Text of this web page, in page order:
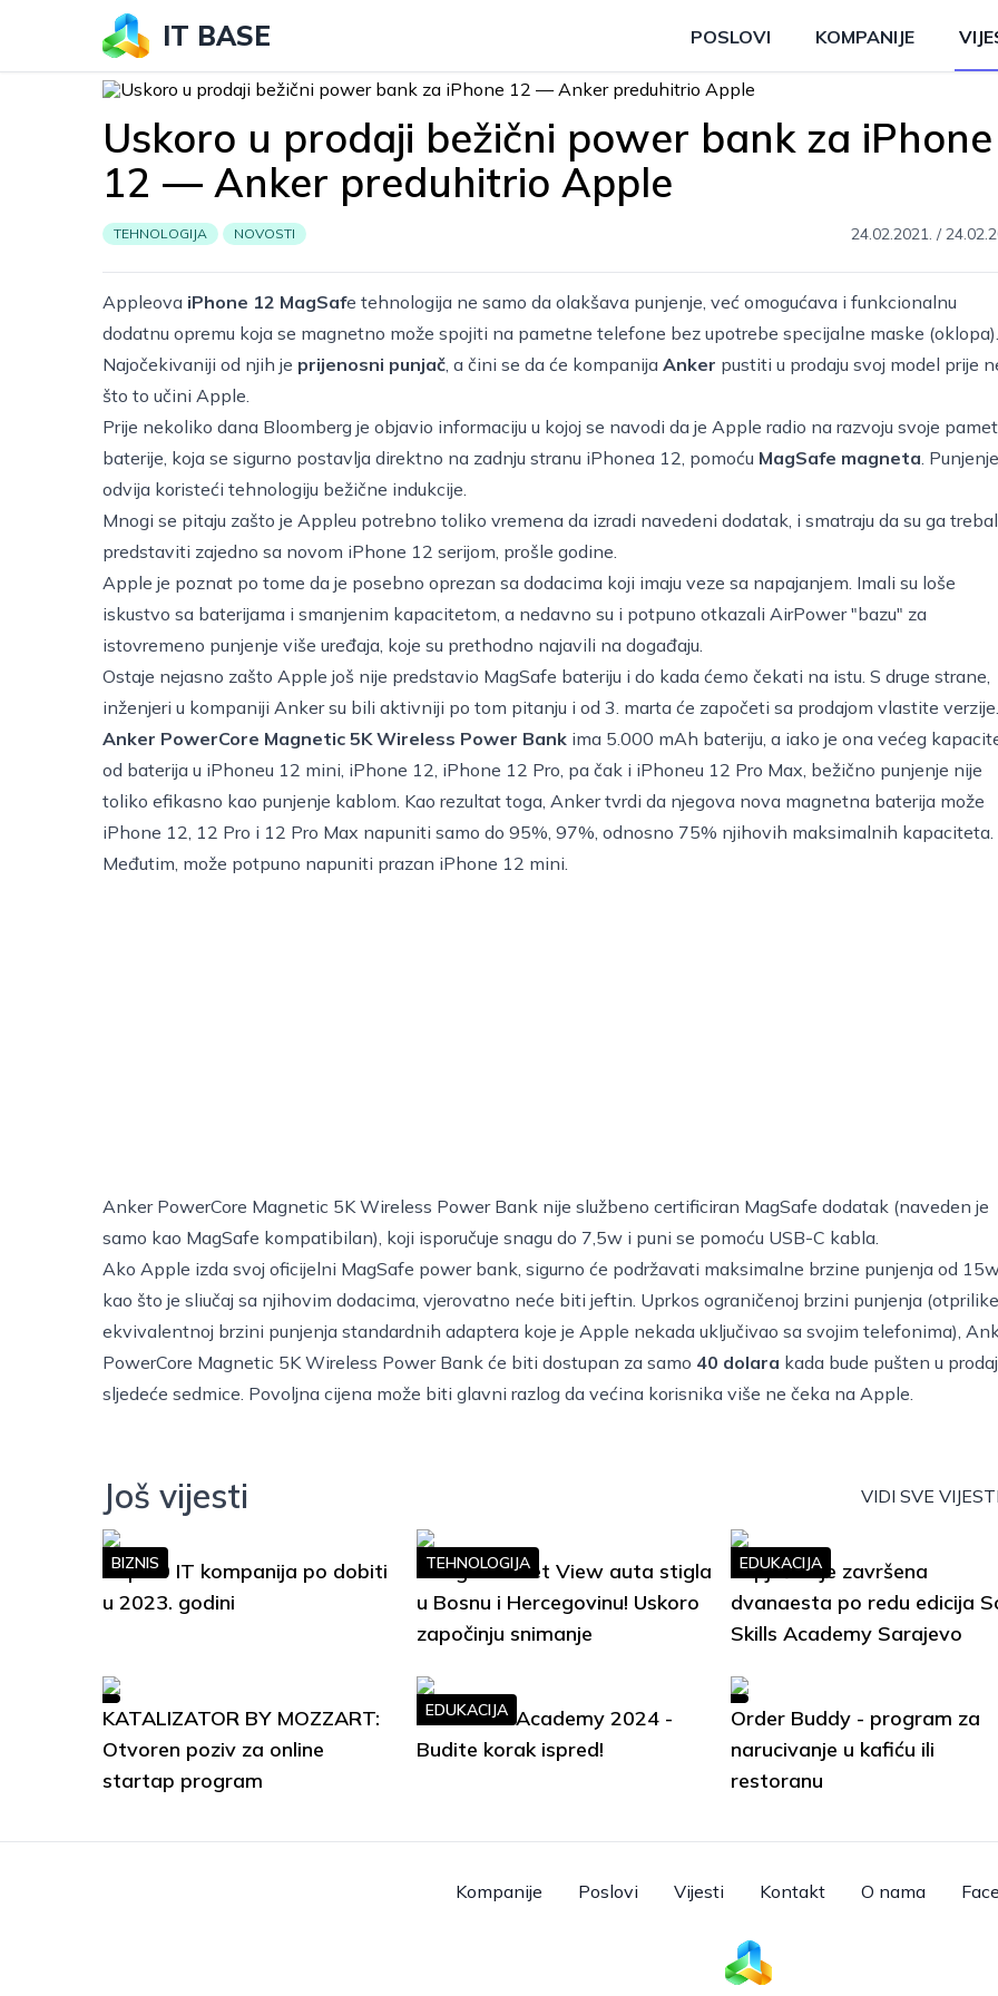
IT BASE POSLOVI KOMPANIJE
Uskoro u prodaji bežični power bank za iPhone
12 — Anker preduhitrio Apple
TEHNOLOGIJA NOVOSTI 24.02.2021. /
Appleova iPhone 12 MagSafe tehnologija ne samo da olakšava punjenje, već omogućava i funkcionalnu
dodatnu opremu koja se magnetno može spojiti na pametne telefone bez upotrebe specijalne maske (oklopa).
Najočekivaniji od njih je prijenosni punjač, a čini se da će kompanija Anker pustiti u prodaju svoj model prije
što to učini Apple.
Prije nekoliko dana Bloomberg je objavio informaciju u kojoj se navodi da je Apple radio na razvoju svoje
baterije, koja se sigurno postavlja direktno na zadnju stranu iPhonea 12, pomoću MagSafe magneta.
odvija koristeći tehnologiju bežične indukcije.
Mnogi se pitaju zašto je Appleu potrebno toliko vremena da izradi navedeni dodatak, i smatraju da su ga
predstaviti zajedno sa novom iPhone 12 serijom, prošle godine.
Apple je poznat po tome da je posebno oprezan sa dodacima koji imaju veze sa napajanjem. Imali su loše
iskustvo sa baterijama i smanjenim kapacitetom, a nedavno su i potpuno otkazali AirPower "bazu" za
istovremeno punjenje više uređaja, koje su prethodno najavili na događaju.
Ostaje nejasno zašto Apple još nije predstavio MagSafe bateriju i do kada ćemo čekati na istu. S druge strane,
inženjeri u kompaniji Anker su bili aktivniji po tom pitanju i od 3. marta će započeti sa prodajom vlastite verzije.
Anker PowerCore Magnetic 5K Wireless Power Bank ima 5.000 mAh bateriju, a iako je ona većeg
od baterija u iPhoneu 12 mini, iPhone 12, iPhone 12 Pro, pa čak i iPhoneu 12 Pro Max, bežično punjenje nije
toliko efikasno kao punjenje kablom. Kao rezultat toga, Anker tvrdi da njegova nova magnetna baterija može
iPhone 12, 12 Pro i 12 Pro Max napuniti samo do 95%, 97%, odnosno 75% njihovih maksimalnih kapaciteta.
Međutim, može potpuno napuniti prazan iPhone 12 mini.
Anker PowerCore Magnetic 5K Wireless Power Bank nije službeno certificiran MagSafe dodatak (naveden je
samo kao MagSafe kompatibilan), koji isporučuje snagu do 7,5w i puni se pomoću USB-C kabla.
Ako Apple izda svoj oficijelni MagSafe power bank, sigurno će podržavati maksimalne brzine punjenja od
kao što je sliučaj sa njihovim dodacima, vjerovatno neće biti jeftin. Uprkos ograničenoj brzini punjenja (otprilike
ekvivalentnoj brzini punjenja standardnih adaptera koje je Apple nekada uključivao sa svojim telefonima),
PowerCore Magnetic 5K Wireless Power Bank će biti dostupan za samo 40 dolara kada bude pušten u
sljedeće sedmice. Povoljna cijena može biti glavni razlog da većina korisnika više ne čeka na Apple.
Još vijesti VIDI SVE VIJESTI
Top 10 IT kompanija po dobiti
u 2023. godini
BIZNIS
Google Street View auta stigla
u Bosnu i Hercegovinu! Uskoro
započinju snimanje
TEHNOLOGIJA
Uspješno je završena
dvanaesta po redu edicija
Skills Academy Sarajevo
EDUKACIJA
KATALIZATOR BY MOZZART:
Otvoren poziv za online
startap program
Soft Skills Academy 2024 -
Budite korak ispred!
EDUKACIJA
Order Buddy - program za
narucivanje u kafiću ili
restoranu
Kompanije Poslovi Vijesti Kontakt O nama